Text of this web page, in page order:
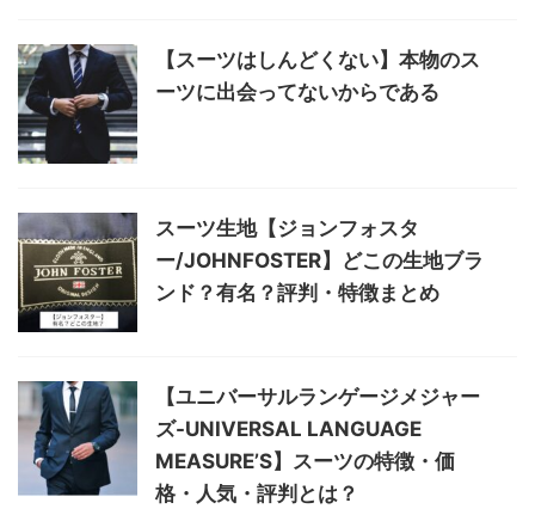
【スーツはしんどくない】本物のス
ーツに出会ってないからである
スーツ生地【ジョンフォスタ
ー/JOHNFOSTER】どこの生地ブラ
ンド？有名？評判・特徴まとめ
【ユニバーサルランゲージメジャー
ズ-UNIVERSAL LANGUAGE
MEASURE’S】スーツの特徴・価
格・人気・評判とは？